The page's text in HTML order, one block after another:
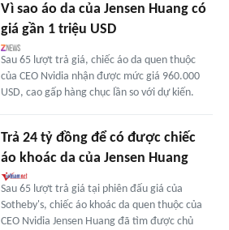
Vì sao áo da của Jensen Huang có
giá gần 1 triệu USD
Sau 65 lượt trả giá, chiếc áo da quen thuộc
của CEO Nvidia nhận được mức giá 960.000
USD, cao gấp hàng chục lần so với dự kiến.
Trả 24 tỷ đồng để có được chiếc
áo khoác da của Jensen Huang
Sau 65 lượt trả giá tại phiên đấu giá của
Sotheby's, chiếc áo khoác da quen thuộc của
CEO Nvidia Jensen Huang đã tìm được chủ